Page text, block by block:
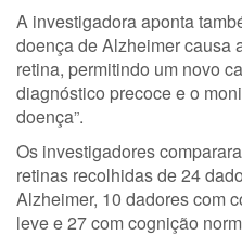
A investigadora aponta
doença de Alzheimer causa
retina, permitindo um novo
diagnóstico precoce e o
doença”.
Os investigadores
retinas recolhidas de 24
Alzheimer, 10 dadores com
leve e 27 com cognição